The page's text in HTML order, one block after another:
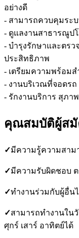
อย่างดี
- สามารถควบคุมระ
- ดูแลงานสาธารณูป
- บำรุงรักษาและตร
ประสิทธิภาพ
- เตรียมความพร้อม
- งานบริเวณที่จอดร
- รักงานบริการ สุภ
คุณสมบัติผู้สมั
✓มีความรู้ความสาม
✓มีความรับผิดชอบ ต
✓ทำงานร่วมกับผู้อื่น
✓สามารถทำงานใน
ศุกร์ เสาร์ อาทิตย์ได้